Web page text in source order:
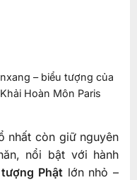
– biểu tượng của
Hoàn Môn Paris
nhất còn giữ nguyên
nổi bật với hành
Phật lớn nhỏ –